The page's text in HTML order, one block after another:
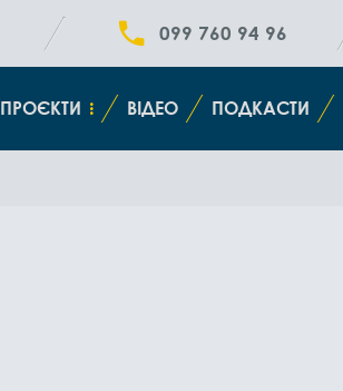
099 760 94 96
ПРОЄКТИ ВІДЕО ПОДКАСТИ